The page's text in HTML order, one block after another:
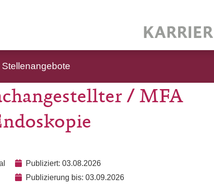
Stellenangebote
/ MFA
Publiziert: 03.08.2026
Publizierung bis: 03.09.2026